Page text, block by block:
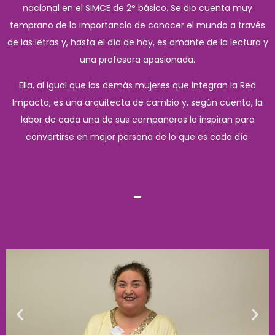
nacional en el SIMCE de 2° básico. Se dio cuenta muy
temprano de la importancia de conocer el mundo a través
de las letras y, hasta el día de hoy, es amante de la lectura y
una profesora apasionada.
Ella, al igual que las demás mujeres que integran la Red
Impacta, es una arquitecta de cambio y, según cuenta, la
labor de cada una de sus compañeras la inspiran para
convertirse en mejor persona de lo que es cada día.